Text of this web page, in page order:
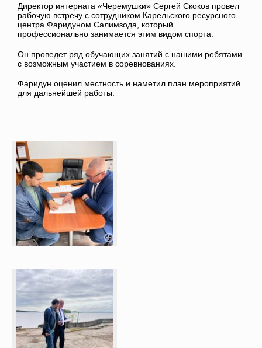
Директор интерната «Черемушки» Сергей Скоков провел
рабочую встречу с сотрудником Карельского ресурсного
центра Фаридуном Салимзода, который
профессионально занимается этим видом спорта.
Он проведет ряд обучающих занятий с нашими ребятами
с возможным участием в соревнованиях.
Фаридун оценил местность и наметил план мероприятий
для дальнейшей работы.